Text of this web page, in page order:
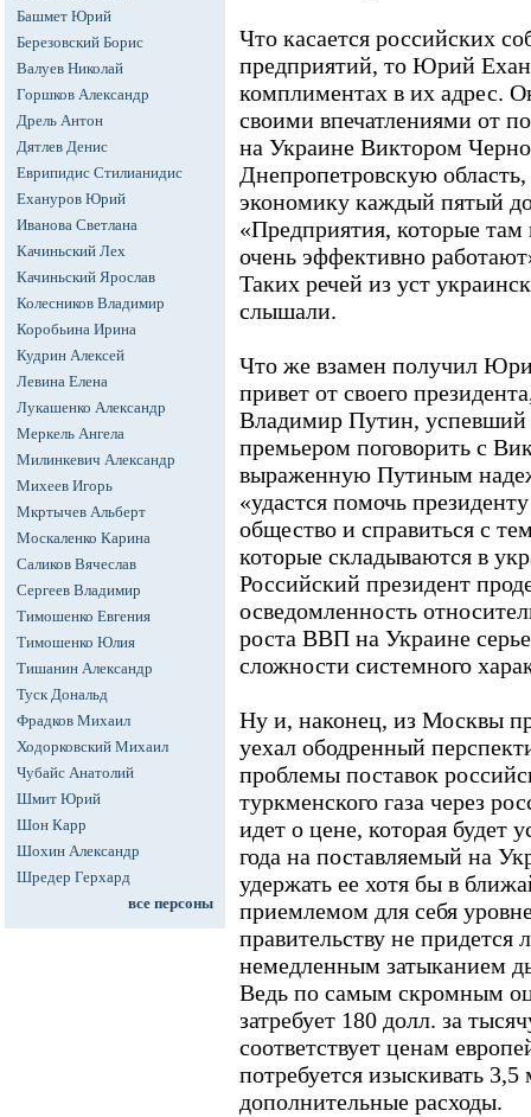
Башмет Юрий
Березовский Борис
Валуев Николай
Горшков Александр
Дрель Антон
Дятлев Денис
Еврипидис Стилианидис
Ехануров Юрий
Иванова Светлана
Качиньский Лех
Качиньский Ярослав
Колесников Владимир
Коробьина Ирина
Кудрин Алексей
Левина Елена
Лукашенко Александр
Меркель Ангела
Милинкевич Александр
Михеев Игорь
Мкртычев Альберт
Москаленко Карина
Саликов Вячеслав
Сергеев Владимир
Тимошенко Евгения
Тимошенко Юлия
Тишанин Александр
Туск Дональд
Фрадков Михаил
Ходорковский Михаил
Чубайс Анатолий
Шмит Юрий
Шон Карр
Шохин Александр
Шредер Герхард
все персоны
Что касается российских
предприятий, то Юрий
комплиментах в их адрес.
своими впечатлениями от
на Украине Виктором
Днепропетровскую
экономику каждый пятый
«Предприятия, которые
очень эффективно
Таких речей из уст
слышали.
Что же взамен получил
привет от своего
Владимир Путин, успевший
премьером поговорить с
выраженную Путиным
«удастся помочь
общество и справиться с
которые складываются в
Российский президент
осведомленность
роста ВВП на Украине
сложности системного
Ну и, наконец, из Москвы
уехал ободренный
проблемы поставок
туркменского газа через
идет о цене, которая будет
года на поставляемый на
удержать ее хотя бы в
приемлемом для себя
правительству не придется
немедленным затыканием
Ведь по самым скромным
затребует 180 долл. за
соответствует ценам
потребуется изыскивать
дополнительные расходы.